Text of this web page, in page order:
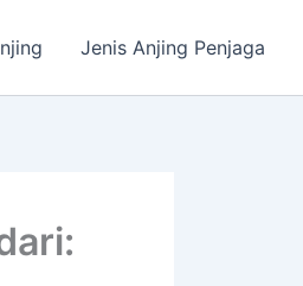
Jenis Anjing Penjaga